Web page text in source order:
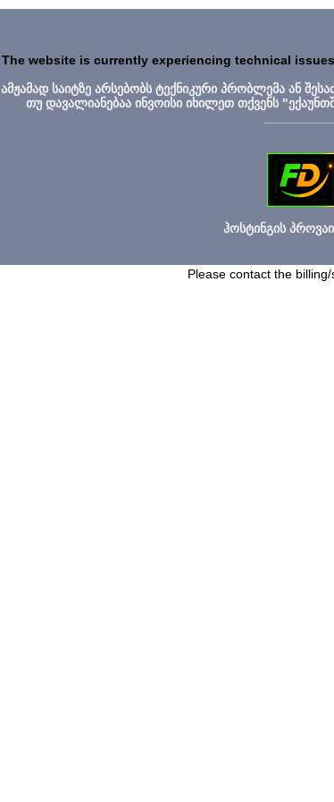
The website is currently experiencing technical
ამჟამად საიტზე არსებობს ტექნიკური პრობლემა ან
თუ დავალიანებაა ინვოისი იხილეთ თქვენს
ჰოსტინგის
Please contact the